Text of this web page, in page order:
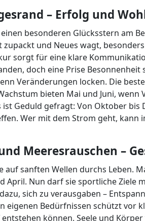
– Erfolg und
besonderen Glücksstern am
und Neues wagt,
sorgt für eine klare
doch eine Prise
Veränderungen locken. Die
bieten Mai und Juni, wenn
ist Geduld gefragt: Von Oktober bis
Wer mit dem Strom geht, kann
Meeresrauschen –
sanften Wellen durchs Leben.
April. Nun darf sie sportliche Ziele
sich zu verausgaben –
eigenen Bedürfnissen schützt vor
können. Seele und